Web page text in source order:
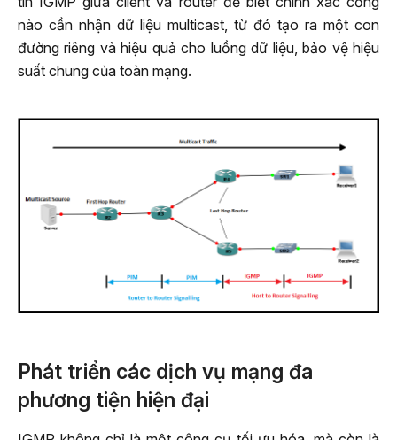
nào cần nhận dữ liệu multicast, từ đó tạo ra một con
đường riêng và hiệu quả cho luồng dữ liệu, bảo vệ hiệu
suất chung của toàn mạng.
Phát triển các dịch vụ mạng đa
phương tiện hiện đại